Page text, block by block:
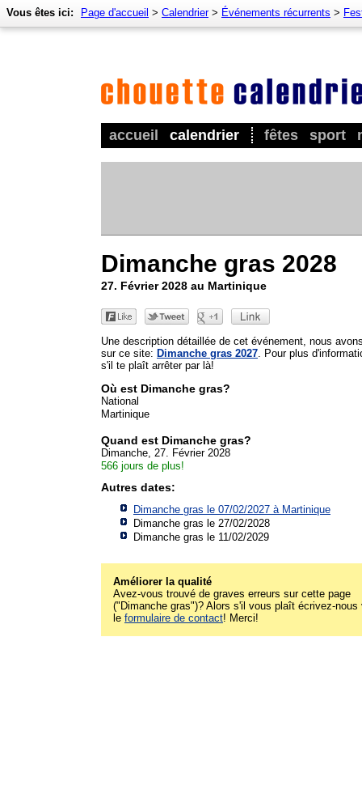
accueil calendrier fêtes sport
Vous êtes ici: Page d'accueil > Calendrier> Événements récurrents >
Dimanche gras 2028
27. Février 2028 au Martinique
Une description détaillée de cet événement, nous
sur ce site: Dimanche gras 2027 . Pour plus
s'il te plaît arrêter par là!
Où est Dimanche gras?
National
Martinique
Quand est Dimanche gras?
Dimanche, 27. Février 2028
566 jours de plus!
Autres dates:
Dimanche gras le 07/02/2027 à Martinique
Dimanche gras le 27/02/2028
Dimanche gras le 11/02/2029
Améliorer la qualité
Avez-vous trouvé de graves erreurs sur cette page
("Dimanche gras")? Alors s'il vous plaît écrivez-nous
le formulaire de contact! Merci!